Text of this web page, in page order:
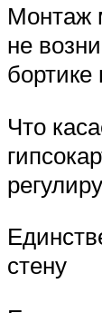
Монтаж
не
Что
стену